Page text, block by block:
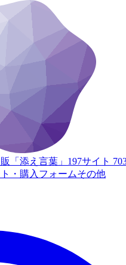
「添え言葉」 197サイト
・購入 フォームその他